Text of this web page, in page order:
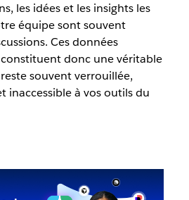
les idées et les insights les
équipe sont souvent
Ces données
donc une véritable
souvent verrouillée,
inaccessible à vos outils du